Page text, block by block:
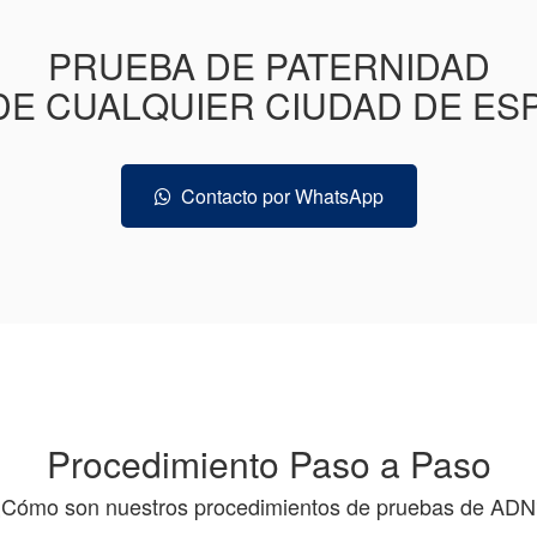
PRUEBA DE PATERNIDAD
CUALQUIER CIUDAD DE
Contacto por WhatsApp
Procedimiento Paso a Paso
son nuestros procedimientos de pruebas de